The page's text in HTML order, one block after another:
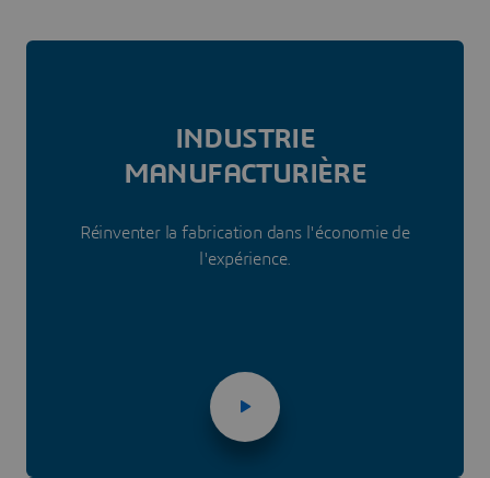
INDUSTRIE
MANUFACTURIÈRE
Réinventer la fabrication dans l'économie de
l'expérience.